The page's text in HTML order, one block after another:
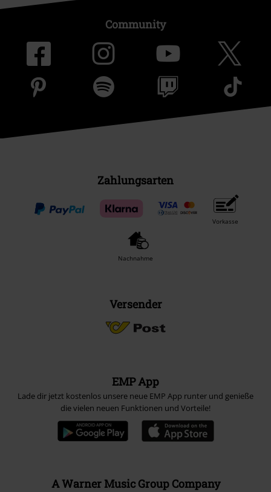
Community
Zahlungsarten
Vorkasse
Nachnahme
Versender
EMP App
Lade dir jetzt kostenlos unsere neue EMP App runter und genieße
die vielen neuen Funktionen und Vorteile!
A Warner Music Group Company